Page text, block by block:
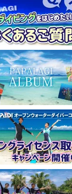
ライセンスコースはコ
databox/
スクール
藤沢10-4
26-6101
ンス #ダイビング #スキ